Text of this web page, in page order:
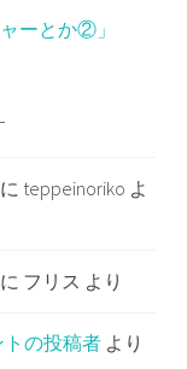
ーとか②」
に teppeinoriko よ
に フリス より
トの投稿者 より